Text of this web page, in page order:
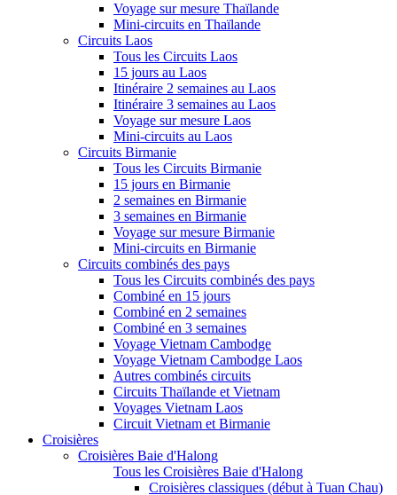
Voyage sur mesure Thaïlande
Mini-circuits en Thaïlande
Circuits Laos
Tous les Circuits Laos
15 jours au Laos
Itinéraire 2 semaines au Laos
Itinéraire 3 semaines au Laos
Voyage sur mesure Laos
Mini-circuits au Laos
Circuits Birmanie
Tous les Circuits Birmanie
15 jours en Birmanie
2 semaines en Birmanie
3 semaines en Birmanie
Voyage sur mesure Birmanie
Mini-circuits en Birmanie
Circuits combinés des pays
Tous les Circuits combinés des pays
Combiné en 15 jours
Combiné en 2 semaines
Combiné en 3 semaines
Voyage Vietnam Cambodge
Voyage Vietnam Cambodge Laos
Autres combinés circuits
Circuits Thaïlande et Vietnam
Voyages Vietnam Laos
Circuit Vietnam et Birmanie
Croisières
Croisières Baie d'Halong
Tous les Croisières Baie d'Halong
Croisières classiques (début à Tuan Chau)